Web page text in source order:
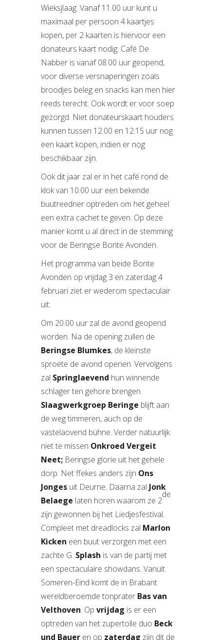
Wieksjlaag. Vanaf 11.00 uur kunt u
maximaal per persoon 4 kaartjes
kopen, per 2 kaarten is hiervoor een
donateurs kaart nodig. Café De
Nabber is vanaf 08.00 uur geopend,
voor diverse versnaperingen zoals
broodjes beleg en snacks kan men hier
reeds terecht. Ook wordt er voor soep
gezorgd. Niet donateurskaart houders
kunnen tussen 12.00 en 12.15 uur nog
een kaart kopen, indien er nog
beschikbaar zijn.
Ook dit jaar zal er in het café rond de
klok van 10.00 uur een bekende
buutreedner optreden om het geheel
een extra cachet te geven. Op deze
manier komt u al direct in de stemming
voor de Beringse Bonte Avonden.
Het programma van beide Bonte
Avonden op vrijdag 3 en zaterdag 4
februari ziet er wederom spectaculair
uit:
Om 20.00 uur zal de avond geopend
worden. Na de opening zullen de
Beringse Blumkes, de kleinste
sproëte de avond openen. Vervolgens
zal Springlaevend hun winnende
schlager ten gehore brengen.
Slaagwerkgroep Beringe blijft aan
de weg timmeren, auch op de
vastelaovend bühne. Verder natuurlijk
niet te missen Onkroed Vergeit
Neet; Beringse glorie uit het gehele
dorp. Net ffekes anders zijn Ons
Jonges uit Deurne. Daarna zal Jonk
Belaege laten horen waarom ze 2
de
zijn gewonnen bij het Liedjesfestival.
Compleet met dreadlocks zal Marlon
Kicken een buut verzorgen met een
zachte G. Splash is van de partij met
een spectaculaire showdans. Vanuit
Someren-Eind komt de in Brabant
wereldberoemde tonprater Bas van
Velthoven. Op vrijdag is er een
optreden van het zupertolle duo Beck
und Bauer en op zaterdag zijn dit de